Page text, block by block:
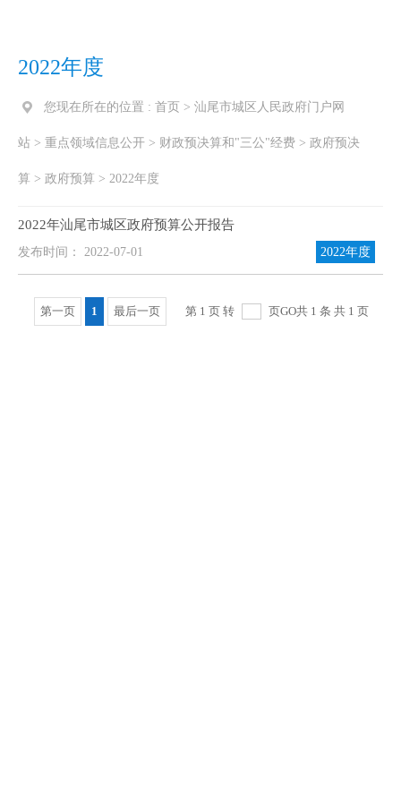
2022年度
您现在所在的位置 : 首页 > 汕尾市城区人民政府门户网
站 > 重点领域信息公开 > 财政预决算和"三公"经费 > 政府预决
算 > 政府预算 > 2022年度
2022年汕尾市城区政府预算公开报告
发布时间： 2022-07-01 2022年度
第一页 1 最后一页 第 1 页 转 页GO共 1 条 共 1 页